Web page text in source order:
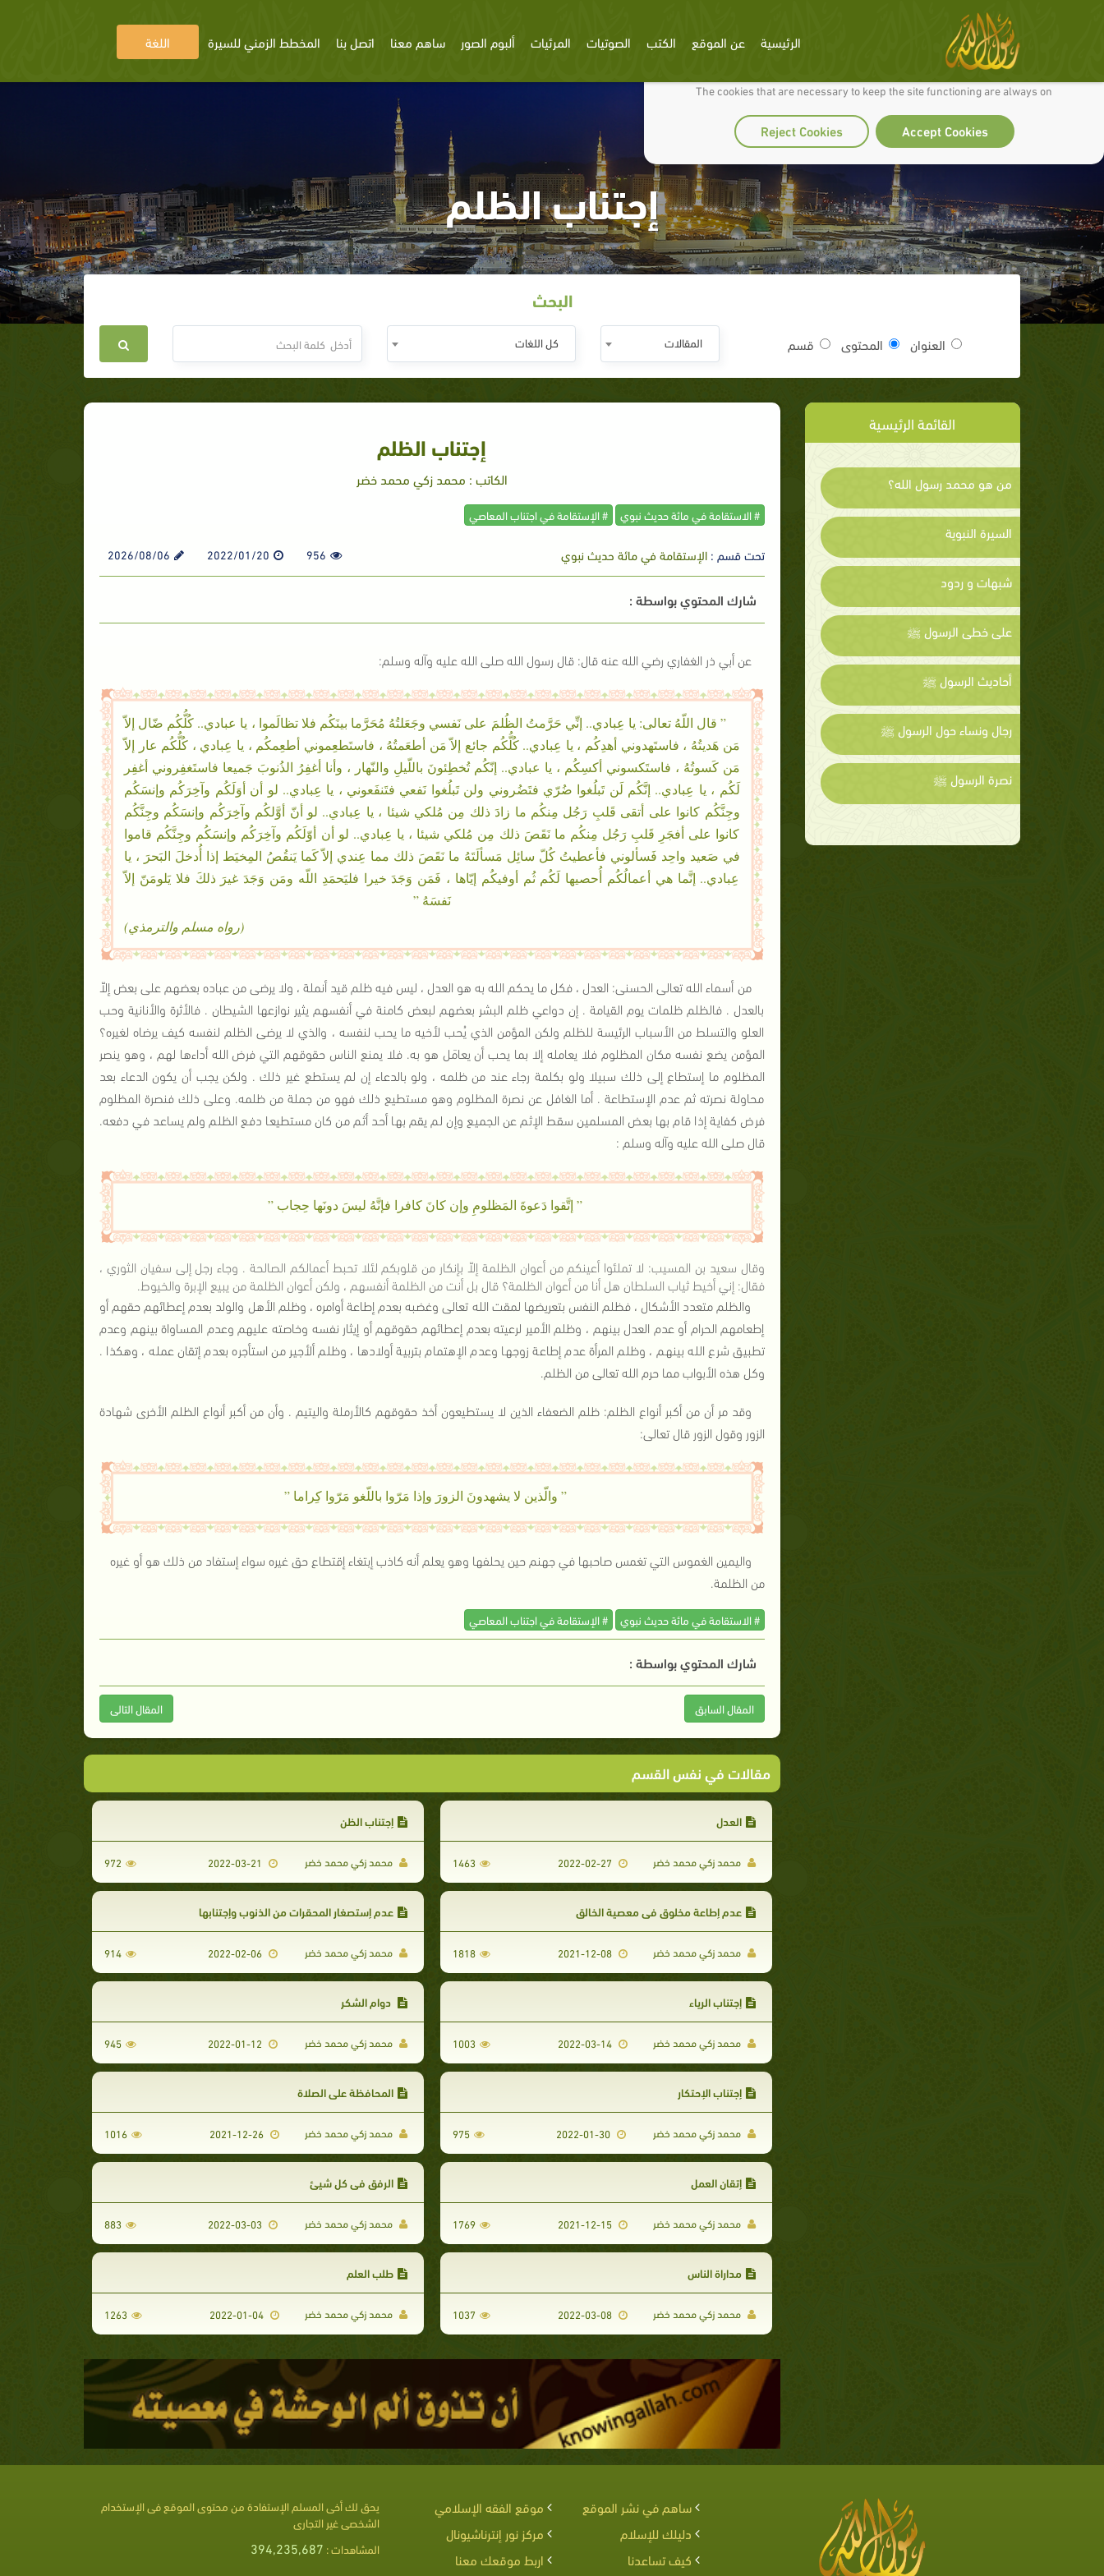
We use cookies to make our site work well for you and so we can continually improve it.
The cookies that are necessary to keep the site functioning are always on
Accept Cookies
Reject Cookies
الرئيسية عن الموقع الكتب الصوتيات المرئيات ألبوم الصور ساهم معنا اتصل بنا المخطط الزمني للسيرة اللغة
إجتناب الظلم
البحث
العنوان المحتوى قسم المقالات كل اللغات
القائمة الرئيسية
من هو محمد رسول الله؟
السيرة النبوية
شبهات و ردود
على خطى الرسول ﷺ
أحاديث الرسول ﷺ
رجال ونساء حول الرسول ﷺ
نصرة الرسول ﷺ
إجتناب الظلم
الكاتب : محمد زكي محمد خضر
# الاستقامة في مائة حديث نبوي # الإستقامة في اجتناب المعاصي
تحت قسم :الإستقامة في مائة حديث نبوي 956
2022/01/20
2026/08/06
شارك المحتوي بواسطة :
عن أبي ذر الغفاري رضي الله عنه قال: قال رسول الله صلى الله عليه وآله وسلم:
” قال اللّهُ تعالى: يا عِبادي.. إنِّي حَرَّمتُ الظُلمَ على نَفسي وجَعَلتُهُ مُحَرَّما بينَكُم فلا تظالَموا ، يا عبادي.. كُلُّكُم ضّال إلاّ
مَن هَديتُهُ ، فاستَهدوني أهدِكُم ، يا عِبادي.. كُلُّكُم جائع إلاّ مَن أطعَمتُهُ ، فاستَطعِموني أطعِمكُم ، يا عِبادي ، كُلُّكُم عار إلاّ
مَن كَسوتُهُ ، فاستَكسوني أكسِكُم ، يا عبادي.. إنّكُم تُخطِئونَ باللّيلِ والنّهار ، وأنا أغفِرُ الذُنوبَ جَميعا فاستَغفِروني أغفِر
لَكُم ، يا عِبادي.. إنَّكُم لَن تَبلُغوا ضُرّي فتَضُروني ولن تَبلُغوا نَفعي فتَنفَعوني ، يا عِبادي.. لو أن أوَلَكُم وآخِرَكُم وإنسَكُم
وجِنَّكُم كانوا على أتقى قَلبِ رَجُل مِنكُم ما زادَ ذلك مِن مُلكي شيئا ، يا عِبادي.. لو أنّ أوَّلكُم وآخِرَكُم وإنسَكُم وجِنَّكُم
كانوا على أفجَرِ قَلبِ رَجُل مِنكُم ما نَقَصَ ذلك مِن مُلكي شيئا ، يا عِبادي.. لو أن أوّلَكُم وآخِرَكُم وإنسَكُم وجِنَّكُم قاموا
في صَعيد واحِد فَسألوني فأعطيتُ كُلّ سائِل مَسألَتَهُ ما نَقَصَ ذلك مما عِندي إلاّ كَما يَنقُصُ المِخيَط إذا أُدخلَ البَحرَ ، يا
عِبادي.. إنَّما هي أعمالُكُم أُحصيها لَكُم ثُم أوفيكُم إيّاها ، فَمَن وَجَدَ خيرا فليَحمَدِ اللّه ومَن وَجَدَ غيرَ ذلكَ فلا يَلومَنّ إلاّ
نَفسَهُ ”
(رواه مسلم والترمذي)
من أسماء الله تعالى الحسنى: العدل ، فكل ما يحكم الله به هو العدل ، ليس فيه ظلم قيد أنملة ، ولا يرضى من عباده بعضهم على بعض إلاّ
بالعدل . فالظلم ظلمات يوم القيامة . إن دواعي ظلم البشر بعضهم لبعض كامنة في أنفسهم يثير نوازعها الشيطان . فالأثرة والأنانية وحب
العلو والتسلط من الأسباب الرئيسة للظلم ولكن المؤمن الذي يُحب لأخيه ما يحب لنفسه ، والذي لا يرضى الظلم لنفسه كيف يرضاه لغيره؟
المؤمن يضع نفسه مكان المظلوم فلا يعامله إلا بما يحب أن يعامَل هو به. فلا يمنع الناس حقوقهم التي فرض الله أداءها لهم ، وهو ينصر
المظلوم ما إستطاع إلى ذلك سبيلا ولو بكلمة رجاء عند من ظلمه ، ولو بالدعاء إن لم يستطع غير ذلك . ولكن يجب أن يكون الدعاء بعد
محاولة نصرته ثم عدم الإستطاعة . أما الغافل عن نصرة المظلوم وهو مستطيع ذلك فهو من جملة من ظلمه. وعلى ذلك فنصرة المظلوم
فرض كفاية إذا قام بها بعض المسلمين سقط الإثم عن الجميع وإن لم يقم بها أحد أثم من كان مستطيعا دفع الظلم ولم يساعد في دفعه.
قال صلى الله عليه وآله وسلم :
” إتَّقوا دَعوةَ المَظلومِ وإن كانَ كافرا فإنَّهُ ليسَ دونَها حِجاب ”
وقال سعيد بن المسيب: لا تملئوا أعينكم من أعوان الظلمة إلاّ بإنكار من قلوبكم لئلا تحبط أعمالكم الصالحة . وجاء رجل إلى سفيان الثوري ،
فقال: إني أخيط ثياب السلطان هل أنا من أعوان الظلمة؟ قال بل أنت من الظلمة أنفسهم ، ولكن أعوان الظلمة من يبيع الإبرة والخيوط.
والظلم متعدد الأشكال ، فظلم النفس بتعريضها لمقت الله تعالى وغضبه بعدم إطاعة أوامره ، وظلم الأهل والولد بعدم إعطائهم حقهم أو
إطعامهم الحرام أو عدم العدل بينهم ، وظلم الأمير لرعيته بعدم إعطائهم حقوقهم أو إيثار نفسه وخاصته عليهم وعدم المساواة بينهم وعدم
تطبيق شرع الله بينهم ، وظلم المرأة عدم إطاعة زوجها وعدم الإهتمام بتربية أولادها ، وظلم ألأجير من استأجره بعدم إتقان عمله ، وهكذا .
وكل هذه الأبواب مما حرم الله تعالى من الظلم.
وقد مر أن من أكبر أنواع الظلم: ظلم الضعفاء الذين لا يستطيعون أخذ حقوقهم كالأرملة واليتيم . وأن من أكبر أنواع الظلم الأخرى شهادة
الزور وقول الزور قال تعالى:
” والّذين لا يشهدونَ الزورَ وإذا مَرّوا باللّغو مَرّوا كِراما ”
واليمين الغموس التي تغمس صاحبها في جهنم حين يحلفها وهو يعلم أنه كاذب إبتغاء إقتطاع حق غيره سواء إستفاد من ذلك هو أو غيره
من الظلمة.
# الاستقامة في مائة حديث نبوي # الإستقامة في اجتناب المعاصي
شارك المحتوي بواسطة :
المقال السابق المقال التالى
مقالات في نفس القسم
العدل
محمد زكي محمد خضر 1463
إجتناب الظن
محمد زكي محمد خضر 972
عدم إطاعة مخلوق في معصية الخالق
محمد زكي محمد خضر 2021-12-08
1818
عدم إستصغار المحقرات من الذنوب وإجتنابها
محمد زكي محمد خضر 914
إجتناب الرياء
محمد زكي محمد خضر 2022-03-14
1003
دوام الشكر
محمد زكي محمد خضر 945
إجتناب الإحتكار
محمد زكي محمد خضر 975
المحافظة على الصلاة
محمد زكي محمد خضر 1016
إتقان العمل
محمد زكي محمد خضر 2021-12-15
1769
الرفق في كل شيئ
محمد زكي محمد خضر 883
مداراة الناس
محمد زكي محمد خضر 2022-03-08
1037
طلب العلم
محمد زكي محمد خضر 1263
ساهم في نشر الموقع
موقع الفقه الإسلامي
دليلك للإسلام
مركز نور إنترناشيونال
كيف تساعدنا
اربط موقعك معنا
يحق لك أخى المسلم الإستفادة من محتوى الموقع فى الإستخدام
الشخصى غير التجارى
المشاهدات : 394,235,687